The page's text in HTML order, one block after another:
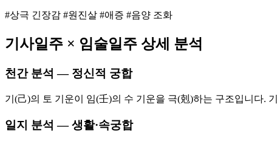
#상극 긴장감 #원진살 #애증 #음양 조화
기사일주 × 임술일주 상세 분석
천간 분석 — 정신적 궁합
기(己)의 토 기운이 임(壬)의 수 기운을 극(剋)하는 구조입니다.
일지 분석 — 생활·속궁합